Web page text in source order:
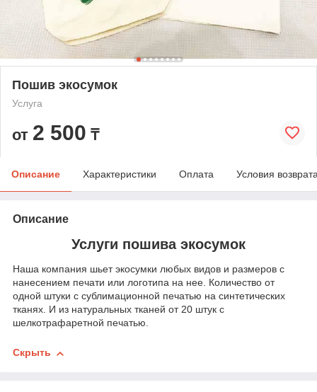
Пошив экосумок
Услуга
от 2 500 ₸
Описание Характеристики Оплата Условия
Описание
Услуги пошива экосумок
Наша компания шьет экосумки любых видов и размеров с
нанесением печати или логотипа на нее. Количество от
одной штуки с сублимационной печатью на синтетических
тканях. И из натуральных тканей от 20 штук с
шелкотрафаретной печатью.
Скрыть